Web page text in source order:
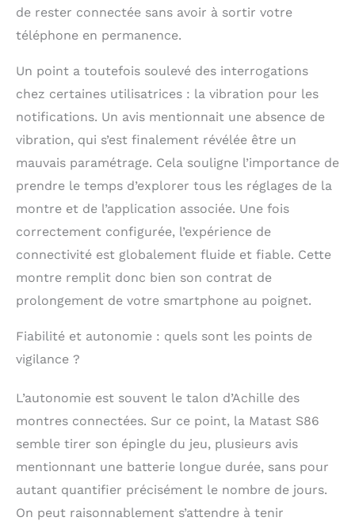
de rester connectée sans avoir à sortir votre
téléphone en permanence.
Un point a toutefois soulevé des interrogations
chez certaines utilisatrices : la vibration pour les
notifications. Un avis mentionnait une absence de
vibration, qui s’est finalement révélée être un
mauvais paramétrage. Cela souligne l’importance de
prendre le temps d’explorer tous les réglages de la
montre et de l’application associée. Une fois
correctement configurée, l’expérience de
connectivité est globalement fluide et fiable. Cette
montre remplit donc bien son contrat de
prolongement de votre smartphone au poignet.
Fiabilité et autonomie : quels sont les points de
vigilance ?
L’autonomie est souvent le talon d’Achille des
montres connectées. Sur ce point, la Matast S86
semble tirer son épingle du jeu, plusieurs avis
mentionnant une batterie longue durée, sans pour
autant quantifier précisément le nombre de jours.
On peut raisonnablement s’attendre à tenir